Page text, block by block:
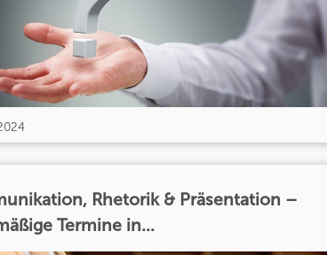
Rhetorik & Präsentation –
Termine in...